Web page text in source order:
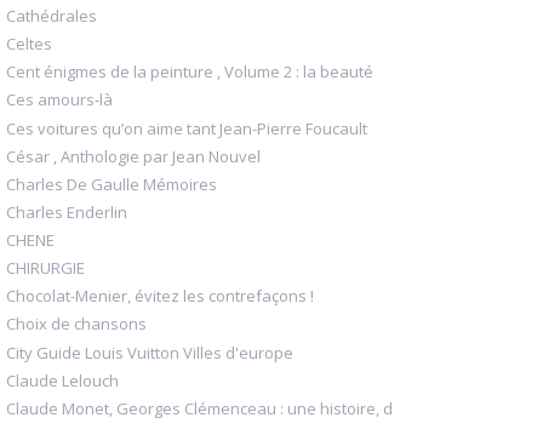
Cathédrales
Celtes
Cent énigmes de la peinture , Volume 2 : la beauté
Ces amours-là
Ces voitures qu’on aime tant Jean-Pierre Foucault
César , Anthologie par Jean Nouvel
Charles De Gaulle Mémoires
Charles Enderlin
CHENE
CHIRURGIE
Chocolat-Menier, évitez les contrefaçons !
Choix de chansons
City Guide Louis Vuitton Villes d'europe
Claude Lelouch
Claude Monet, Georges Clémenceau : une histoire, d